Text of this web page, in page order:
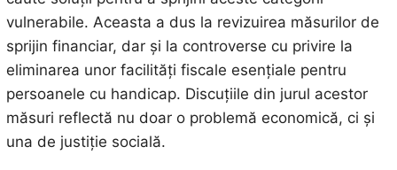
vulnerabile. Aceasta a dus la revizuirea măsurilor de
sprijin financiar, dar și la controverse cu privire la
eliminarea unor facilități fiscale esențiale pentru
persoanele cu handicap. Discuțiile din jurul acestor
măsuri reflectă nu doar o problemă economică, ci și
una de justiție socială.